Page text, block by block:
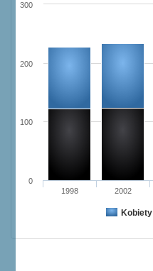
Kobiety
1998 2002
0
100
200
300